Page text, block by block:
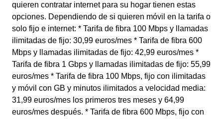
quieren contratar internet para su hogar tienen estas
opciones. Dependiendo de si quieren móvil en la tarifa o
solo fijo e internet: * Tarifa de fibra 100 Mbps y llamadas
ilimitadas de fijo: 30,99 euros/mes * Tarifa de fibra 600
Mbps y llamadas ilimitadas de fijo: 42,99 euros/mes *
Tarifa de fibra 1 Gbps y llamadas ilimitadas de fijo: 55,99
euros/mes * Tarifa de fibra 100 Mbps, fijo con ilimitadas
y móvil con GB y minutos ilimitados a velocidad media:
31,99 euros/mes los primeros tres meses y 64,99
euros/mes después. * Tarifa de fibra 600 Mbps, fijo con